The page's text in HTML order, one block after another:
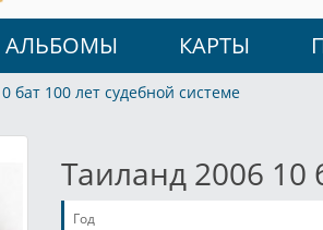
АЛЬБОМЫ КАРТЫ
бат 100 лет судебной системе
Таиланд 2006 10
Год